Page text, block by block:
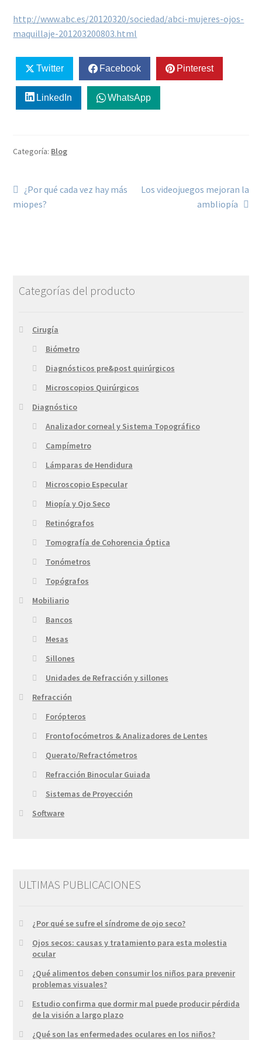
http://www.abc.es/20120320/sociedad/abci-mujeres-ojos-
maquillaje-201203200803.html
Twitter Facebook Pinterest
LinkedIn WhatsApp
Categoría: Blog
¿Por qué cada vez hay más
miopes?
Los videojuegos mejoran la
ambliopía
Categorías del producto
Cirugía
Biómetro
Diagnósticos pre&post quirúrgicos
Microscopios Quirúrgicos
Diagnóstico
Analizador corneal y Sistema Topográfico
Campímetro
Lámparas de Hendidura
Microscopio Especular
Miopía y Ojo Seco
Retinógrafos
Tomografía de Cohorencia Óptica
Tonómetros
Topógrafos
Mobiliario
Bancos
Mesas
Sillones
Unidades de Refracción y sillones
Refracción
Forópteros
Frontofocómetros & Analizadores de Lentes
Querato/Refractómetros
Refracción Binocular Guiada
Sistemas de Proyección
Software
ULTIMAS PUBLICACIONES
¿Por qué se sufre el síndrome de ojo seco?
Ojos secos: causas y tratamiento para esta molestia
ocular
¿Qué alimentos deben consumir los niños para prevenir
problemas visuales?
Estudio confirma que dormir mal puede producir pérdida
de la visión a largo plazo
¿Qué son las enfermedades oculares en los niños?